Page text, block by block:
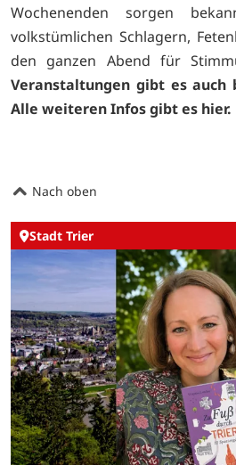
Wochenenden sorgen
volkstümlichen Schlagern,
den ganzen Abend für
Veranstaltungen gibt es auch
Alle weiteren Infos gibt es hier.
Nach oben
Stadt Trier